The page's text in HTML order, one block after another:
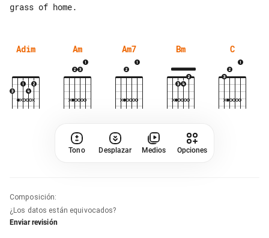
Adim Am Am7 Bm C
Tono Desplazar Medios Opciones
Composición:
¿Los datos están equivocados?
Enviar revisión